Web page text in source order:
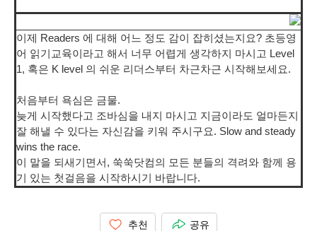
이제 Readers 에 대해 어느 정도 감이 잡히셨는지요? 초등영
어 읽기교육이라고 해서 너무 어렵게 생각하지 마시고 Level
1, 혹은 K level 의 쉬운 리더스부터 차근차근 시작해보세요.
처음부터 욕심은 금물.
늦게 시작했다고 조바심을 내지 마시고 지금이라도 얼마든지
잘 해낼 수 있다는 자신감을 키워 주시구요. Slow and steady
wins the race.
이 말을 되새기면서, 쑥쑥닷컴의 모든 분들의 격려와 함께 용
기 있는 첫걸음을 시작하시기 바랍니다.
추천 공유